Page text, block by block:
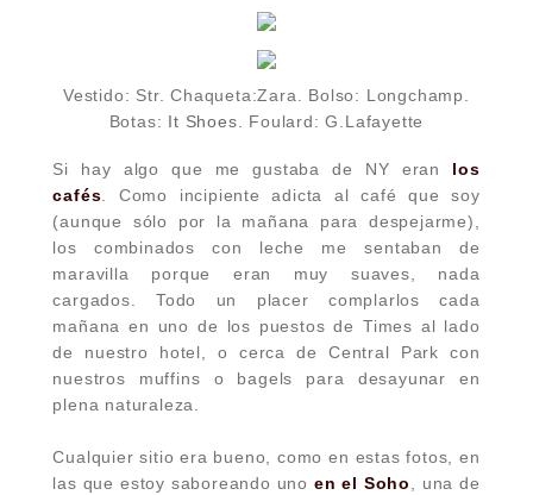
Vestido: Str. Chaqueta:Zara. Bolso: Longchamp.
Botas: It Shoes. Foulard: G.Lafayette
Si hay algo que me gustaba de NY eran los
cafés. Como incipiente adicta al café que soy
(aunque sólo por la mañana para despejarme),
los combinados con leche me sentaban de
maravilla porque eran muy suaves, nada
cargados. Todo un placer complarlos cada
mañana en uno de los puestos de Times al lado
de nuestro hotel, o cerca de Central Park con
nuestros muffins o bagels para desayunar en
plena naturaleza.
Cualquier sitio era bueno, como en estas fotos, en
las que estoy saboreando uno en el Soho, una de